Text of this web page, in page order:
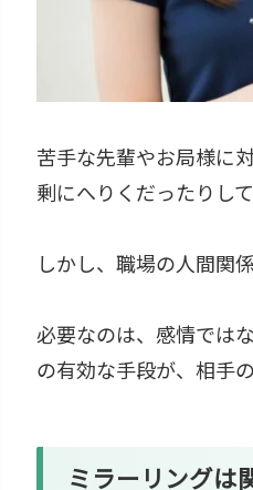
苦手な先輩やお局様に
剰にへりくだったりし
しかし、職場の人間関
必要なのは、感情では
の有効な手段が、相手
ミラーリングは